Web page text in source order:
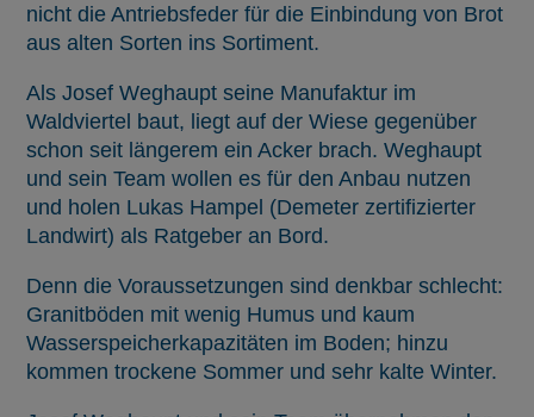
nicht die Antriebsfeder für die Einbindung von Brot
aus alten Sorten ins Sortiment.
Als Josef Weghaupt seine Manufaktur im
Waldviertel baut, liegt auf der Wiese gegenüber
schon seit längerem ein Acker brach. Weghaupt
und sein Team wollen es für den Anbau nutzen
und holen Lukas Hampel (Demeter zertifizierter
Landwirt) als Ratgeber an Bord.
Denn die Voraussetzungen sind denkbar schlecht:
Granitböden mit wenig Humus und kaum
Wasserspeicherkapazitäten im Boden; hinzu
kommen trockene Sommer und sehr kalte Winter.